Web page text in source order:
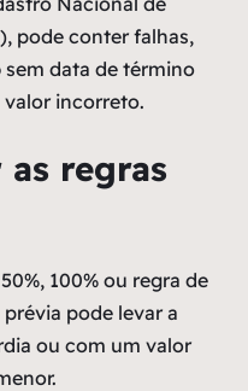
pode conter falhas,
sem data de término
incorreto.
as regras
100% ou regra de
pode levar a
ou com um valor